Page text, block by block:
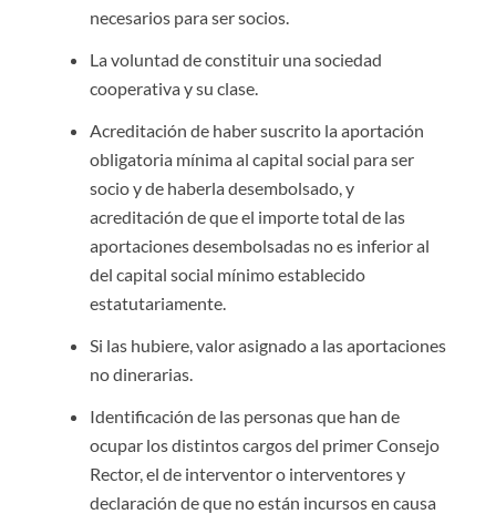
necesarios para ser socios.
La voluntad de constituir una sociedad
cooperativa y su clase.
Acreditación de haber suscrito la aportación
obligatoria mínima al capital social para ser
socio y de haberla desembolsado, y
acreditación de que el importe total de las
aportaciones desembolsadas no es inferior al
del capital social mínimo establecido
estatutariamente.
Si las hubiere, valor asignado a las aportaciones
no dinerarias.
Identificación de las personas que han de
ocupar los distintos cargos del primer Consejo
Rector, el de interventor o interventores y
declaración de que no están incursos en causa